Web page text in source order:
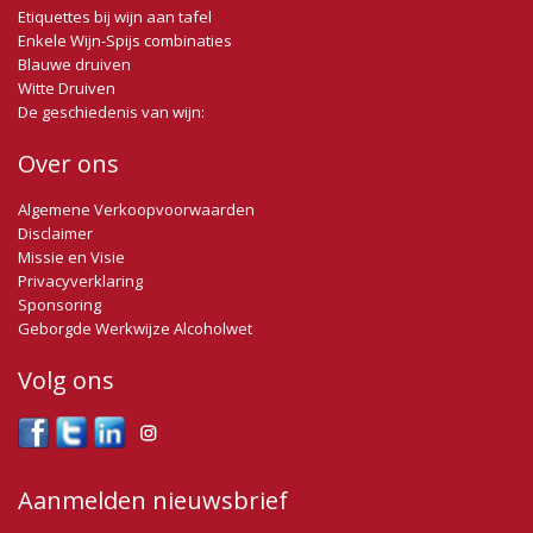
biefstuk en lamsrack. Het past ook goed bij wildgerechten en
biedt een mooie harmonie met gerijpte kazen, waardoor het
een veelzijdige wijn is die geschikt is voor verschillende culinaire
situaties.
Geniet van deze wijn als een prachtig voorbeeld van de kwaliteit
en elegantie die Pessac-Léognan te bieden heeft, waarbij elke
slok de diepgaande traditie en het vakmanschap van Château
Couhins in de Bordeaux wijnwereld viert.
Etiquettes bij wijn aan tafel
Enkele Wijn-Spijs combinaties
Blauwe druiven
Witte Druiven
De geschiedenis van wijn:
Over ons
Algemene Verkoopvoorwaarden
Disclaimer
Missie en Visie
Privacyverklaring
Sponsoring
Geborgde Werkwijze Alcoholwet
Volg ons
Aanmelden nieuwsbrief